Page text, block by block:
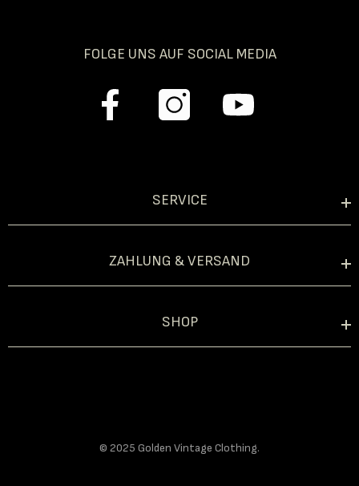
FOLGE UNS AUF SOCIAL MEDIA
SERVICE
ZAHLUNG & VERSAND
SHOP
© 2025 Golden Vintage Clothing.